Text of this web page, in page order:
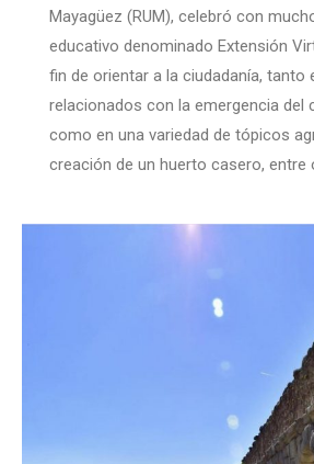
Mayagüez (RUM), celebró con
educativo denominado Extensión
fin de orientar a la ciudadanía, tanto
relacionados con la emergencia del
como en una variedad de tópicos
creación de un huerto casero, entre